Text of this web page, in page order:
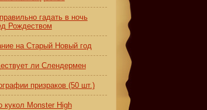
гадать в ночь
Рождеством
на Старый Новый год
ли Слендермен
призраков (50 шт.)
кукол Monster High